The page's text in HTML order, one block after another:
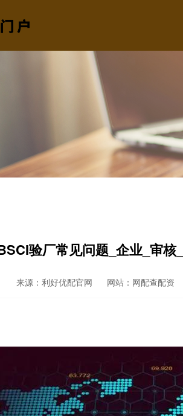
验厂常见问题_企业_审核
来源：利好优配官网 网站：网配查配资